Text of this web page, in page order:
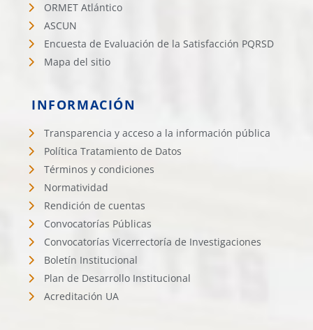
ORMET Atlántico
ASCUN
Encuesta de Evaluación de la Satisfacción PQRSD
Mapa del sitio
INFORMACIÓN
Transparencia y acceso a la información pública
Política Tratamiento de Datos
Términos y condiciones
Normatividad
Rendición de cuentas
Convocatorías Públicas
Convocatorías Vicerrectoría de Investigaciones
Boletín Institucional
Plan de Desarrollo Institucional
Acreditación UA